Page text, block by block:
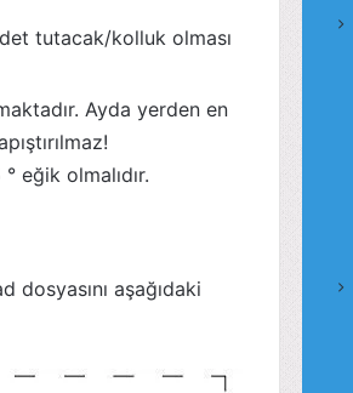
tutacak/kolluk olması
Ayda yerden en
eğik olmalıdır.
dosyasını aşağıdaki